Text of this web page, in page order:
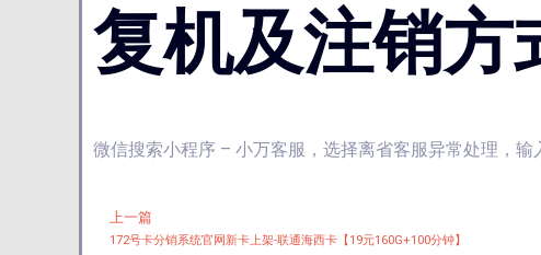
复机及注销方
微信搜索小程序 – 小万客服，选择离省客服异常处理，
Prev
上一篇
172号卡分销系统官网新卡上架-联通海西卡【19元160G+100分钟】